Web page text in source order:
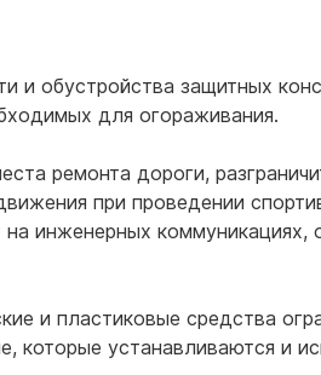
и обустройства защитных
для огораживания.
ремонта дороги,
при проведении
инженерных коммуникациях,
и пластиковые средства
устанавливаются и